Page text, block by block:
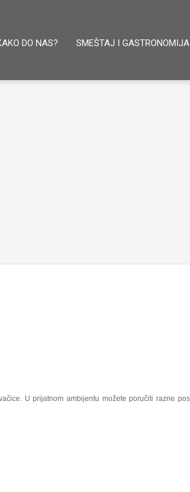
DO NAS? SMEŠTAJ I GASTRONOMIJA
U prijatnom ambijentu možete poručiti razne